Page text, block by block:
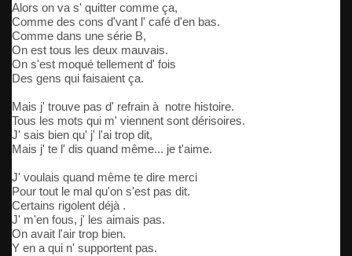
Alors on va s' quitter comme ça,
Comme des cons d'vant l' café d'en bas.
Comme dans une série B,
On est tous les deux mauvais.
On s'est moqué tellement d' fois
Des gens qui faisaient ça.
Mais j' trouve pas d' refrain à notre histoire.
Tous les mots qui m' viennent sont dérisoires.
J' sais bien qu' j' l'ai trop dit,
Mais j' te l' dis quand même... je t'aime.
J' voulais quand même te dire merci
Pour tout le mal qu'on s'est pas dit.
Certains rigolent déjà .
J' m'en fous, j' les aimais pas.
On avait l'air trop bien.
Y en a qui n' supportent pas.